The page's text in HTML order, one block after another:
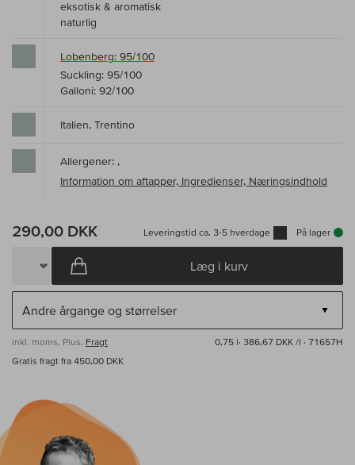
eksotisk & aromatisk
naturlig
Lobenberg: 95/100
Suckling: 95/100
Galloni: 92/100
Italien, Trentino
Allergener: ,
Information om aftapper, Ingredienser, Næringsindhold
290,00 DKK Leveringstid ca. 3-5 hverdage På lager
Læg i kurv
inkl. moms, Plus. Fragt 0,75 l· 386,67 DKK /l · 71657H
Gratis fragt fra 450,00 DKK